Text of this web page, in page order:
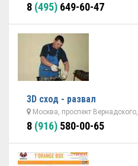
8 (495) 649-60-47
3D сход - развал
Москва, проспект
8 (916) 580-00-65